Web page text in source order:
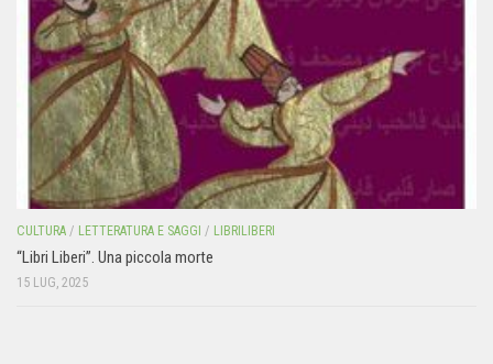
CULTURA / LETTERATURA E SAGGI / LIBRILIBERI
“Libri Liberi”. Una piccola morte
15 LUG, 2025